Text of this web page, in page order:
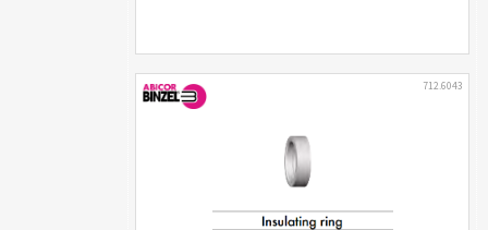
712.6043